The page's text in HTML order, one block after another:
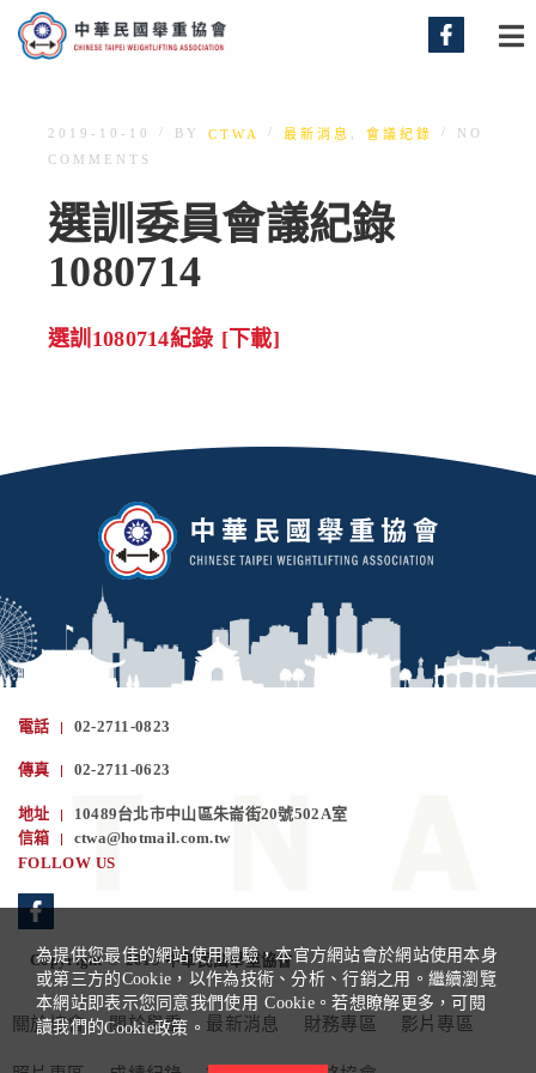
2019-10-10 / BY CTWA / 最新消息 會議紀錄 /
NO
COMMENTS
選訓委員會議紀錄
1080714
選訓1080714紀錄 [下載]
電話 02-2711-0823
傳真 02-2711-0623
地址
10489台北市中山區朱崙街20號502A室
信箱
ctwa@hotmail.com.tw
FOLLOW US
Copyright © 2019 中華民國舉重協會
關於協會 關於舉重 最新消息 財務專區 影片專區
為提供您最佳的網站使用體驗，本官方網站會於網站使用本身
或第三方的Cookie，以作為技術、分析、行銷之用。繼續瀏覽
本網站即表示您同意我們使用 Cookie。若想瞭解更多，可閱
讀我們的Cookie政策。